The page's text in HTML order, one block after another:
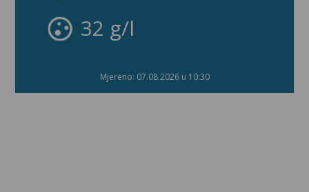
32 g/l
Mjereno: 07.08.2026 u 10:30